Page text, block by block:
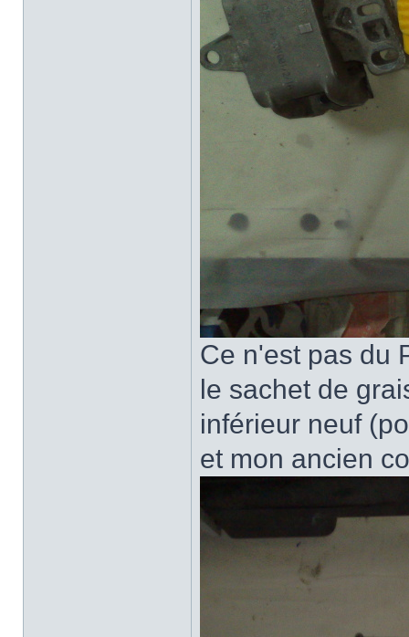
Ce n'est pas du
le sachet de
inférieur neuf
et mon ancien